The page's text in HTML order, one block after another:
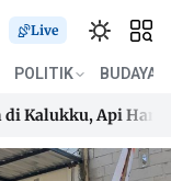
Live
POLITIK BUDAYA
Api
Api